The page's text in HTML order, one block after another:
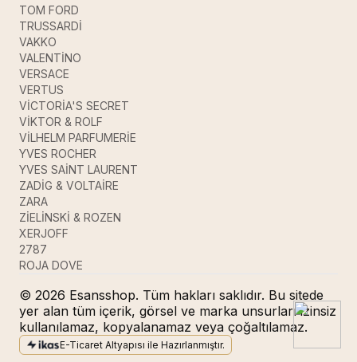
TOM FORD
TRUSSARDİ
VAKKO
VALENTİNO
VERSACE
VERTUS
VİCTORİA'S SECRET
VİKTOR & ROLF
VİLHELM PARFUMERİE
YVES ROCHER
YVES SAİNT LAURENT
ZADİG & VOLTAİRE
ZARA
ZİELİNSKİ & ROZEN
XERJOFF
2787
ROJA DOVE
© 2026 Esansshop. Tüm hakları saklıdır. Bu sitede
yer alan tüm içerik, görsel ve marka unsurları izinsiz
kullanılamaz, kopyalanamaz veya çoğaltılamaz.
E-Ticaret Altyapısı ile Hazırlanmıştır.